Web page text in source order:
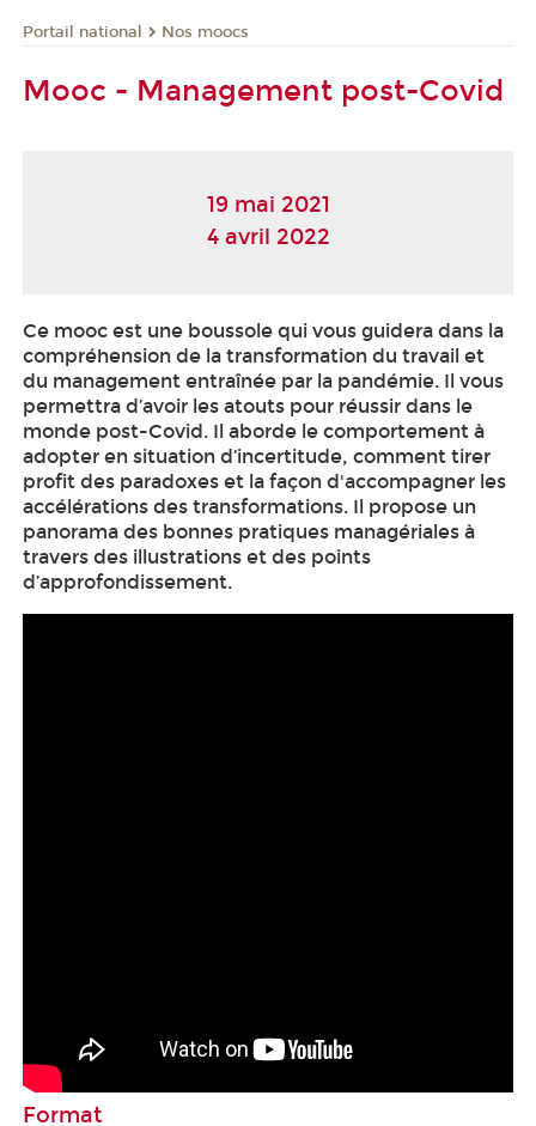
Portail national Nos moocs
Mooc - Management post-Covid
19 mai 2021
4 avril 2022
Ce mooc est une boussole qui vous guidera dans la
compréhension de la transformation du travail et
du management entraînée par la pandémie. Il vous
permettra d’avoir les atouts pour réussir dans le
monde post-Covid. Il aborde le comportement à
adopter en situation d’incertitude, comment tirer
profit des paradoxes et la façon d'accompagner les
accélérations des transformations. Il propose un
panorama des bonnes pratiques managériales à
travers des illustrations et des points
d’approfondissement.
Format